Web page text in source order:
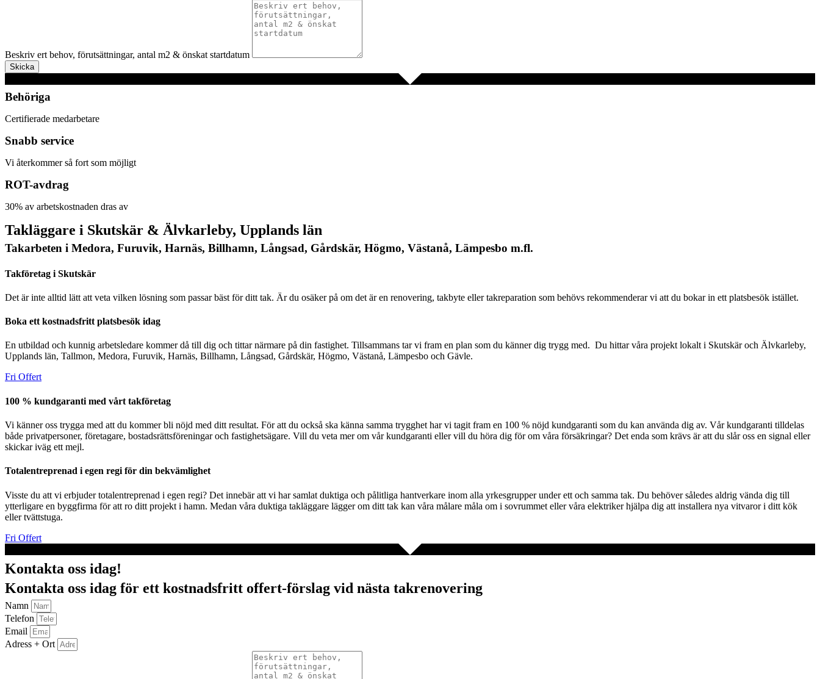
Beskriv ert behov, förutsättningar, antal m2 & önskat startdatum
Skicka
Behöriga
Certifierade medarbetare
Snabb service
Vi återkommer så fort som möjligt
ROT-avdrag
30% av arbetskostnaden dras av
Takläggare i Skutskär & Älvkarleby, Upplands län
Takarbeten i Medora, Furuvik, Harnäs, Billhamn, Långsad, Gårdskär, Högmo, Västanå, Lämpesbo m.fl.
Takföretag i Skutskär
Det är inte alltid lätt att veta vilken lösning som passar bäst för ditt tak. Är du osäker på om det är en renovering, takbyte eller takreparation som behövs rekommenderar vi att du bokar in ett platsbesök istället.
Boka ett kostnadsfritt platsbesök idag
En utbildad och kunnig arbetsledare kommer då till dig och tittar närmare på din fastighet. Tillsammans tar vi fram en plan som du känner dig trygg med. Du hittar våra projekt lokalt i Skutskär och Älvkarleby,
Upplands län, Tallmon, Medora, Furuvik, Harnäs, Billhamn, Långsad, Gårdskär, Högmo, Västanå, Lämpesbo och Gävle.
Fri Offert
100 % kundgaranti med vårt takföretag
Vi känner oss trygga med att du kommer bli nöjd med ditt resultat. För att du också ska känna samma trygghet har vi tagit fram en 100 % nöjd kundgaranti som du kan använda dig av. Vår kundgaranti tilldelas
både privatpersoner, företagare, bostadsrättsföreningar och fastighetsägare. Vill du veta mer om vår kundgaranti eller vill du höra dig för om våra försäkringar? Det enda som krävs är att du slår oss en signal eller
skickar iväg ett mejl.
Totalentreprenad i egen regi för din bekvämlighet
Visste du att vi erbjuder totalentreprenad i egen regi? Det innebär att vi har samlat duktiga och pålitliga hantverkare inom alla yrkesgrupper under ett och samma tak. Du behöver således aldrig vända dig till
ytterligare en byggfirma för att ro ditt projekt i hamn. Medan våra duktiga takläggare lägger om ditt tak kan våra målare måla om i sovrummet eller våra elektriker hjälpa dig att installera nya vitvaror i ditt kök
eller tvättstuga.
Fri Offert
Kontakta oss idag!
Kontakta oss idag för ett kostnadsfritt offert-förslag vid nästa takrenovering
Namn
Telefon
Email
Adress + Ort